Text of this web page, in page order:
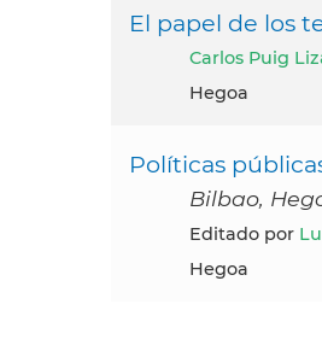
El papel de los
Carlos Puig
Hegoa
Políticas
Bilbao,
Editado por
Hegoa